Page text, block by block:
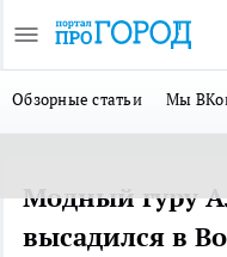
Обзорные статьи Мы
Модный гуру
высадился в